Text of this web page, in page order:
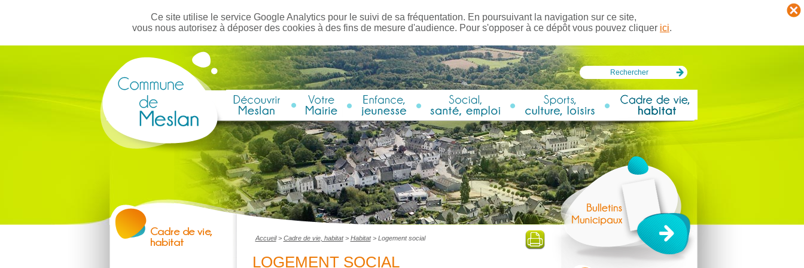
Ce site utilise le service Google Analytics pour le suivi de sa fréquentation. En poursuivant la navigation sur ce site,
vous nous autorisez à déposer des cookies à des fins de mesure d'audience. Pour s'opposer à ce dépôt vous pouvez cliquer ici.
Accueil> Cadre de vie, habitat> Habitat> Logement social
LOGEMENT SOCIAL